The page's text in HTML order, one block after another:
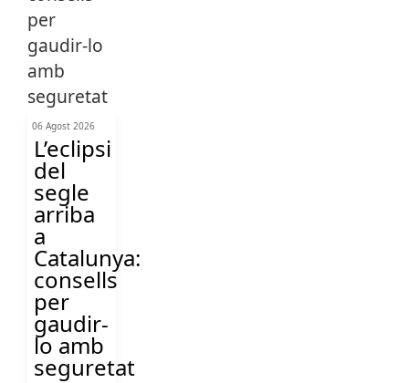
06 Agost 2026
L’eclipsi
del
segle
arriba
a
Catalunya:
consells
per
gaudir-
lo amb
seguretat